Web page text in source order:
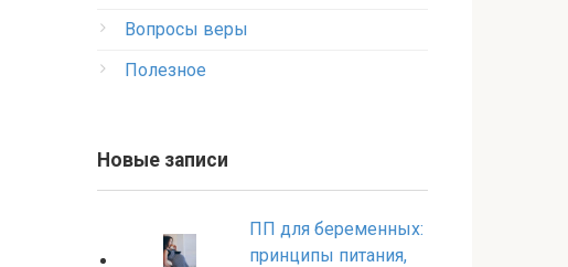
Вопросы веры
Полезное
Новые записи
ПП для беременных:
принципы питания,